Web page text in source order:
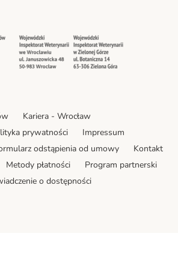
Security Security
Kariera - Wrocław
prywatności
Impressum
odstąpienia od umowy
Kontakt
Metody płatności
Program partnerski
o dostępności